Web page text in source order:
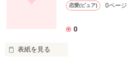
恋愛(ピュア) 0ページ
0
表紙を見る